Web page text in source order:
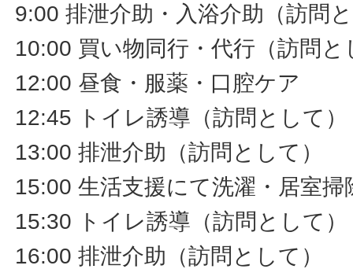
9:00 排泄介助・入浴介助（訪問
10:00 買い物同行・代行（訪問と
12:00 昼食・服薬・口腔ケア
12:45 トイレ誘導（訪問として）
13:00 排泄介助（訪問として）
15:00 生活支援にて洗濯・居室
15:30 トイレ誘導（訪問として）
16:00 排泄介助（訪問として）